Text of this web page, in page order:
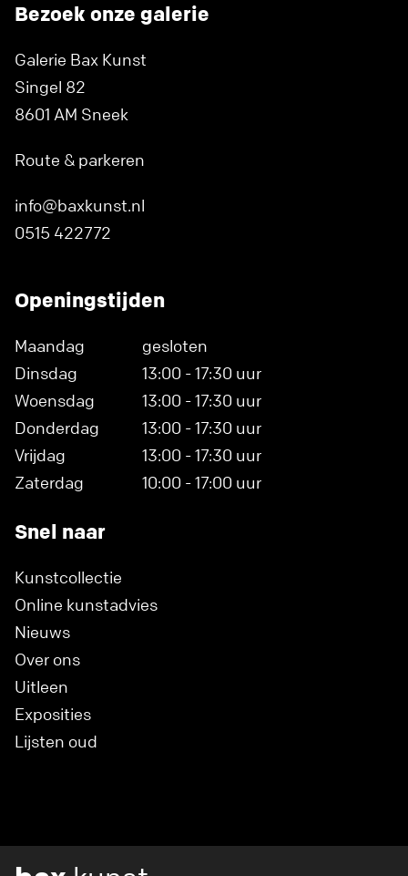
Bezoek onze galerie
Galerie Bax Kunst
Singel 82
8601 AM Sneek
Route & parkeren
info@baxkunst.nl
0515 422772
Openingstijden
Maandag
gesloten
Dinsdag
13:00 - 17:30 uur
Woensdag
13:00 - 17:30 uur
Donderdag
13:00 - 17:30 uur
Vrijdag
13:00 - 17:30 uur
Zaterdag
10:00 - 17:00 uur
Snel naar
Kunstcollectie
Online kunstadvies
Nieuws
Over ons
Uitleen
Exposities
Lijsten oud